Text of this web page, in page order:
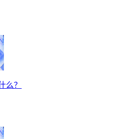
么？